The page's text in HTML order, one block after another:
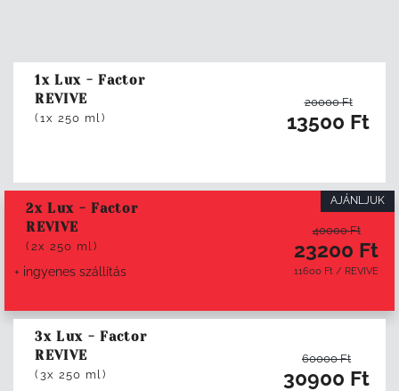
1x Lux - Factor
REVIVE
(1x 250 ml)
20000 Ft
13500 Ft
AJÁNLJUK
2x Lux - Factor
REVIVE
(2x 250 ml)
+ ingyenes szállítás
40000 Ft
23200 Ft
11600 Ft / REVIVE
3x Lux - Factor
REVIVE
(3x 250 ml)
60000 Ft
30900 Ft